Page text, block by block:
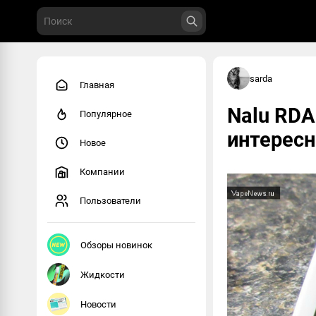
Главная
Популярное
Новое
Компании
Пользователи
Обзоры новинок
Жидкости
Новости
sarda
Nalu